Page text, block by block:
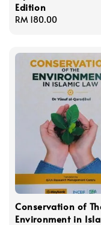
Edition
Regular
RM 180.00
Conservation of
Environment in